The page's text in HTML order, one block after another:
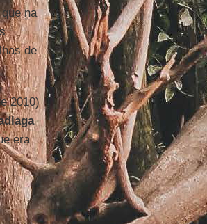
na
de
2010)
era